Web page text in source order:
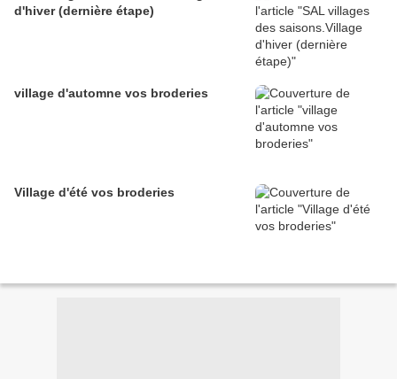
d'hiver (dernière étape)
village d'automne vos broderies
Village d'été vos broderies